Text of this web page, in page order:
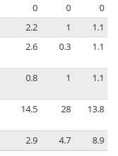
0 0
0
2.2 1
1.1
2.6 0.3 1.1
0.8 1 1.1
14.5 28 13.8
2.9 4.7 8.9